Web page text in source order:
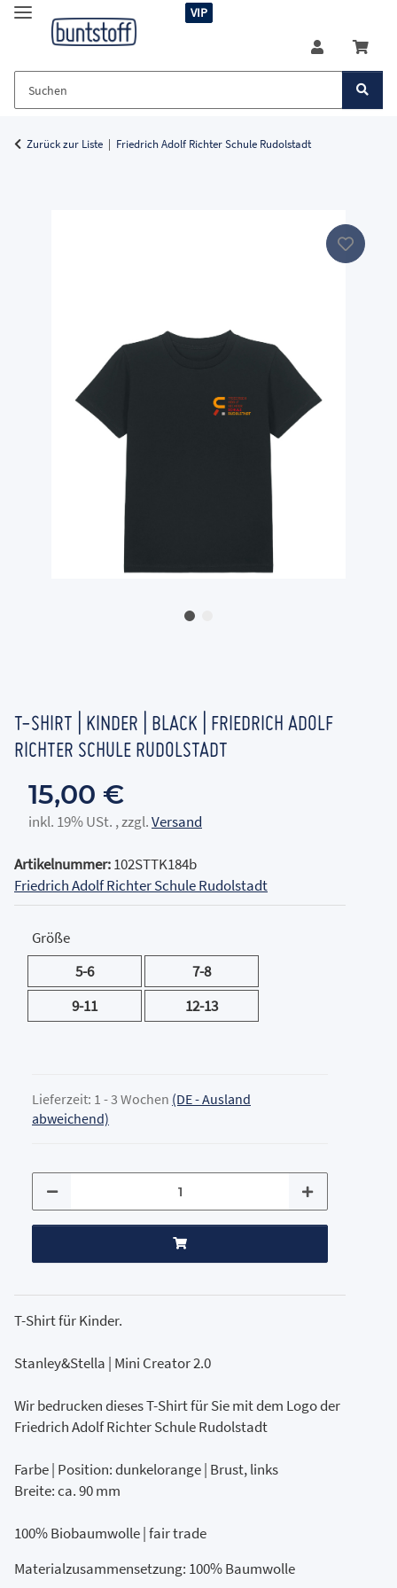
VIP
Zurück zur Liste Friedrich Adolf Richter Schule Rudolstadt
T-SHIRT | KINDER | BLACK | FRIEDRICH ADOLF
RICHTER SCHULE RUDOLSTADT
15,00 €
inkl. 19% USt. , zzgl.Versand
Artikelnummer:102STTK184b
Friedrich Adolf Richter Schule Rudolstadt
Größe
5-65-6 7-87-8
9-119-11 12-1312-13
Lieferzeit: 1 - 3 Wochen (DE - Ausland
abweichend)
T-Shirt für Kinder.
Stanley&Stella | Mini Creator 2.0
Wir bedrucken dieses T-Shirt für Sie mit dem Logo der
Friedrich Adolf Richter Schule Rudolstadt
Farbe | Position: dunkelorange | Brust, links
Breite: ca. 90 mm
100% Biobaumwolle | fair trade
Materialzusammensetzung: 100% Baumwolle